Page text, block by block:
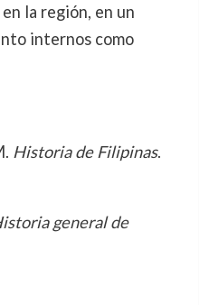
la región, en un
internos como
Historia de Filipinas.
general de